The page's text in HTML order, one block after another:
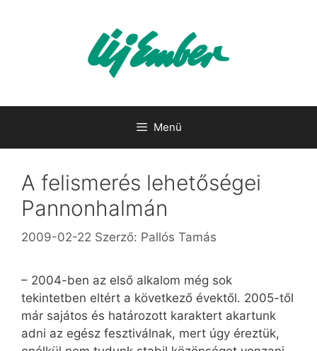
Menü
A felismerés lehetőségei
Pannonhalmán
2009-02-22 Szerző: Pallós Tamás
– 2004-ben az első alkalom még sok
tekintetben eltért a következő évektől. 2005-től
már sajátos és határozott karaktert akartunk
adni az egész fesztiválnak, mert úgy éreztük,